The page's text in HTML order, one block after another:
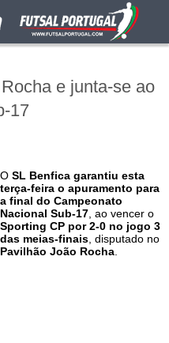
e junta-se ao
17
O SL Benfica garantiu esta
terça-feira o apuramento para
a final do Campeonato
Nacional Sub-17 , ao vencer o
Sporting CP por 2-0 no jogo 3
das meias-finais , disputado no
Pavilhão João Rocha